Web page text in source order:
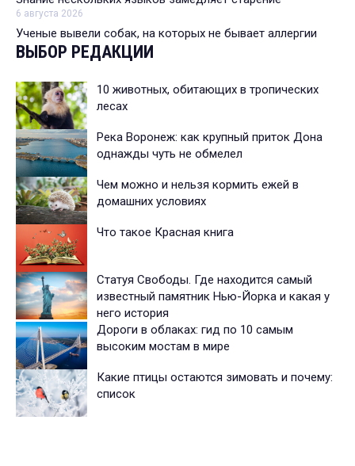
6 августа 2026
Ученые вывели собак, на которых не бывает аллергии
ВЫБОР РЕДАКЦИИ
10 животных, обитающих в тропических
лесах
Река Воронеж: как крупный приток Дона
однажды чуть не обмелел
Чем можно и нельзя кормить ежей в
домашних условиях
Что такое Красная книга
Статуя Свободы. Где находится самый
известный памятник Нью-Йорка и какая у
него история
Дороги в облаках: гид по 10 самым
высоким мостам в мире
Какие птицы остаются зимовать и почему:
список